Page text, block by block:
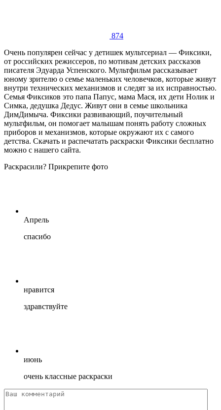
874
Очень популярен сейчас у детишек мультсериал — Фиксики,
от российских режиссеров, по мотивам детских рассказов
писателя Эдуарда Успенского. Мультфильм рассказывает
юному зрителю о семье маленьких человечков, которые живут
внутри технических механизмов и следят за их исправностью.
Семья Фиксиков это папа Папус, мама Мася, их дети Нолик и
Симка, дедушка Дедус. Живут они в семье школьника
ДимДимыча. Фиксики развивающий, поучительный
мультфильм, он помогает малышам понять работу сложных
приборов и механизмов, которые окружают их с самого
детства. Скачать и распечатать раскраски Фиксики бесплатно
можно с нашего сайта.
Раскрасили? Прикрепите фото
Апрель
спасибо
нравится
здравствуйте
июнь
очень классные раскраски